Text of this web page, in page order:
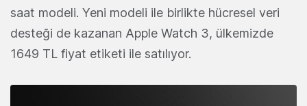
saat modeli. Yeni modeli ile birlikte hücresel veri
desteği de kazanan Apple Watch 3, ülkemizde
1649 TL fiyat etiketi ile satılıyor.